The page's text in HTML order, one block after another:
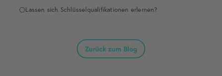
Lassen sich Schlüsselqualifikationen erlernen?
Zurück zum Blog